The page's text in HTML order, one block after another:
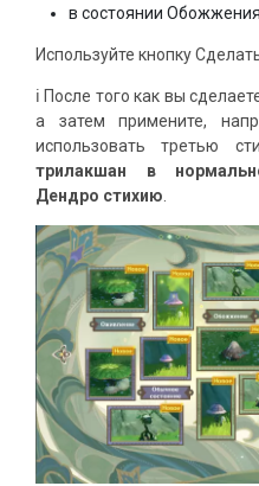
в состоянии
Используйте кнопку
ℹ️ После того как вы
а затем примените,
использовать третью
трилакшан в
Дендро стихию